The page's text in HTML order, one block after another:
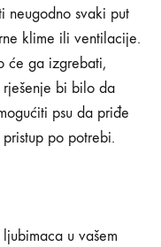
neugodno svaki put
klime ili ventilacije.
će ga izgrebati,
bi bilo da
psu da priđe
po potrebi.
u vašem